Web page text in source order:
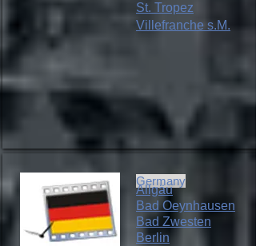
St. Tropez
Villefranche s.M.
Germany
Allgäu
Bad Oeynhausen
Bad Zwesten
Berlin